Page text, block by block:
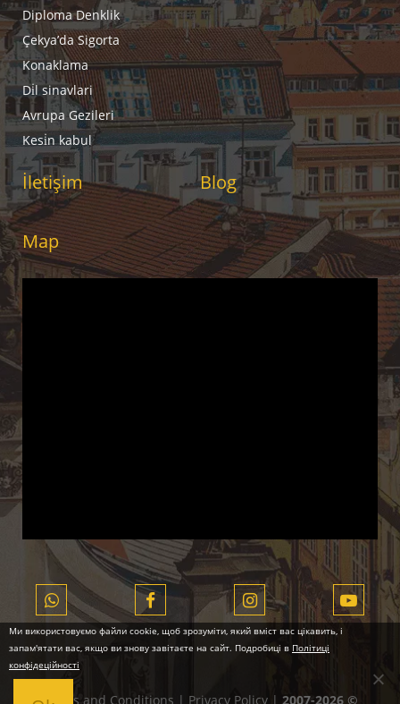
Diploma Denklik
Çekya’da Sigorta
Konaklama
Di̇l sinavlari
Avrupa Gezileri
Kesi̇n kabul
İletişim Blog
Map
Terms and Conditions | Privacy Policy | 2007-2026 ©
Ми використовуємо файли cookie, щоб зрозуміти, який вміст вас цікавить, і
запам'ятати вас, якщо ви знову завітаєте на сайт. Подробиці в Політиці
конфідеційності